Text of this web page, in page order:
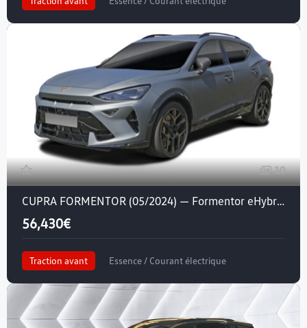
10
CUPRA FORMENTOR (05/2024) — Formentor eHybrid 204 ch DSG6
56,430€
Traction avant
Essence / Courant électrique